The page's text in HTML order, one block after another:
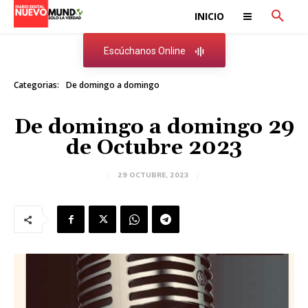
INICIO
Escúchanos Online
Categorias: De domingo a domingo
De domingo a domingo 29
de Octubre 2023
29 OCTUBRE, 2023